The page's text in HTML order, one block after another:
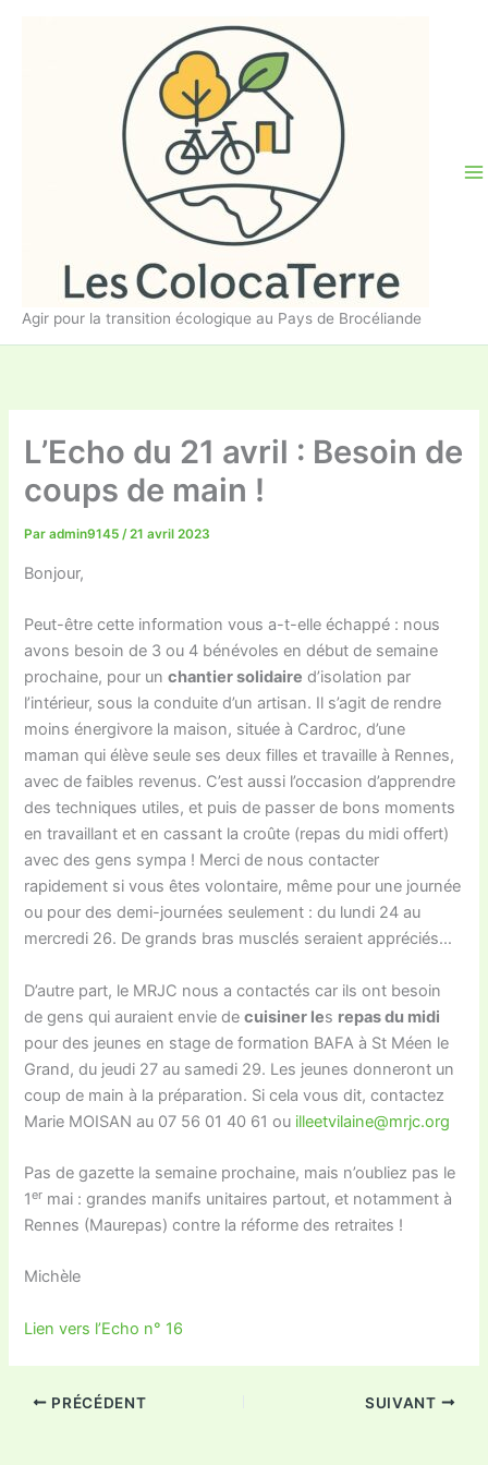
Agir pour la transition écologique au Pays de Brocéliande
L’Echo du 21 avril : Besoin de
coups de main !
Paradmin9145/21 avril 2023
Bonjour,
Peut-être cette information vous a-t-elle échappé : nous
avons besoin de 3 ou 4 bénévoles en début de semaine
prochaine, pour unchantier solidaire d’isolation par
l’intérieur, sous la conduite d’un artisan. Il s’agit de rendre
moins énergivore la maison, située à Cardroc, d’une
maman qui élève seule ses deux filles et travaille à Rennes,
avec de faibles revenus. C’est aussi l’occasion d’apprendre
des techniques utiles, et puis de passer de bons moments
en travaillant et en cassant la croûte (repas du midi offert)
avec des gens sympa ! Merci de nous contacter
rapidement si vous êtes volontaire, même pour une journée
ou pour des demi-journées seulement : du lundi 24 au
mercredi 26. De grands bras musclés seraient appréciés…
D’autre part, le MRJC nous a contactés car ils ont besoin
de gens qui auraient envie decuisiner les repas du midi
pour des jeunes en stage de formation BAFA à St Méen le
Grand, du jeudi 27 au samedi 29. Les jeunes donneront un
coup de main à la préparation. Si cela vous dit, contactez
Marie MOISAN au 07 56 01 40 61 ou illeetvilaine@mrjc.org
Pas de gazette la semaine prochaine, mais n’oubliez pas le
1er mai : grandes manifs unitaires partout, et notamment à
Rennes (Maurepas) contre la réforme des retraites !
Michèle
Lien vers l’Echo n° 16
PRÉCÉDENT SUIVANT